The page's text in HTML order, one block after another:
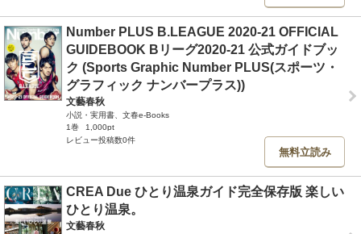
Number PLUS B.LEAGUE 2020-21 OFFICIAL
GUIDEBOOK Bリーグ2020-21 公式ガイドブッ
ク (Sports Graphic Number PLUS(スポーツ・
グラフィック ナンバープラス))
文藝春秋
小説・実用書、文春e-Books
1巻
1,000pt
レビュー投稿数0件
無料立読み
CREA Due ひとり温泉ガイド完全保存版 楽しい
ひとり温泉。
文藝春秋